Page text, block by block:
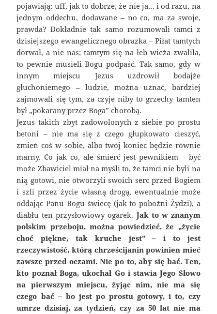
pojawiają: uff, jak to dobrze, że nie ja… i od razu, na
jednym oddechu, dodawane – no co, ma za swoje,
prawda? Dokładnie tak samo rozumowali tamci z
dzisiejszego ewangelicznego obrazka – Piłat tamtych
dorwał, a nie nas; tamtym się na łeb wieża zwaliła,
to pewnie musieli Bogu podpaść. Tak samo, gdy w
innym miejscu Jezus uzdrowił bodajże
głuchoniemego – ludzie, można uznać, bardziej
zajmowali się tym, za czyje niby to grzechy tamten
był „pokarany przez Boga” chorobą.
Jezus takich zbyt zadowolonych z siebie po prostu
betoni – nie ma się z czego głupkowato cieszyć,
zmień coś w sobie, albo twój koniec będzie równie
marny. Co jak co, ale śmierć jest pewnikiem – być
może Zbawiciel miał na myśli to, że tamci nie byli na
nią gotowi, nie otworzyli swoich serc przed Bogiem
i szli przez życie własną drogą, ewentualnie może
oddając Panu Bogu świecę (jak to pobożni Żydzi), a
diabłu ten przysłowiowy ogarek. Jak to w znanym
polskim przeboju, można powiedzieć, że „życie
choć piękne, tak kruche jest” – i to jest
rzeczywistość, którą chrześcijanin powinien mieć
zawsze przed oczami. Nie po to, aby się bać. Ten,
kto poznał Boga, ukochał Go i stawia Jego Słowo
na pierwszym miejscu, żyjąc nim, nie ma się
czego bać – bo jest po prostu gotowy, i to, czy
umrze dzisiaj, za tydzień, czy za 50 lat nie ma